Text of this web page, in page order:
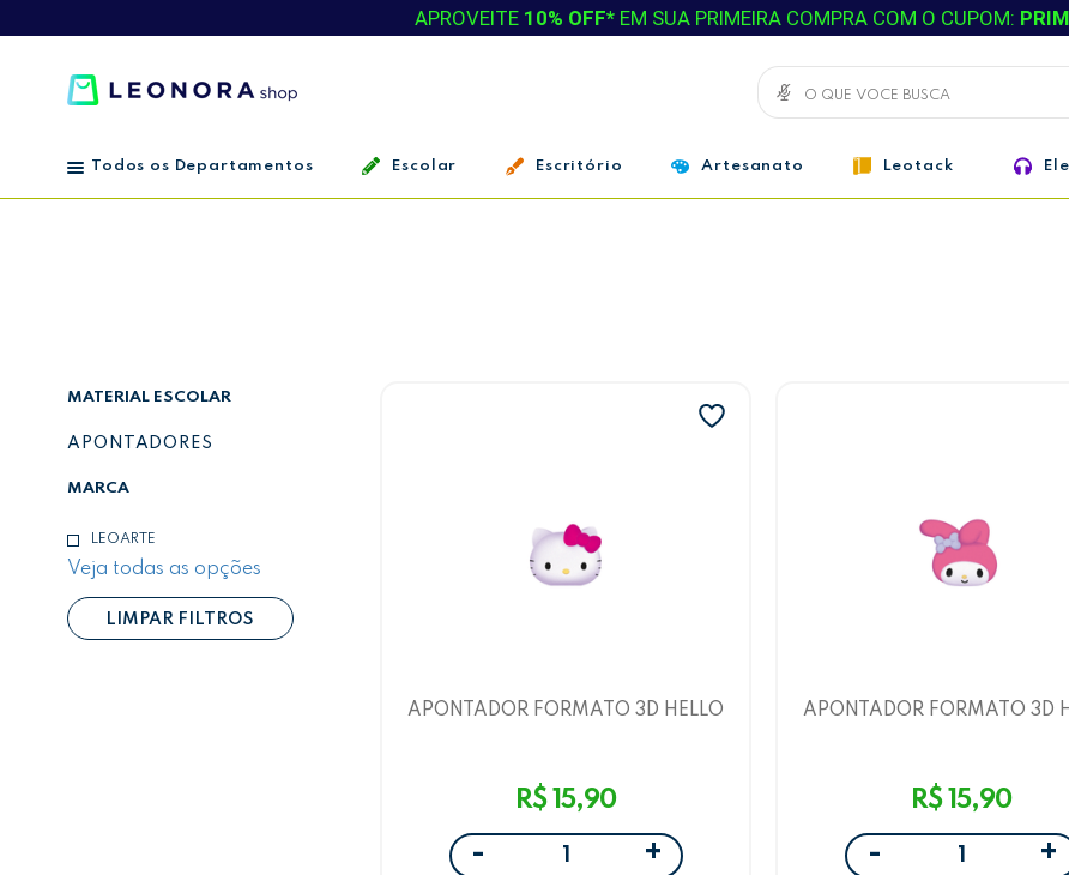
APROVEITE 10% OFF*EM SUA PRIMEIRA COMPRA COM O CUPOM:
Todos os Departamentos Escolar Escritório Artesanato Leotack
MATERIAL ESCOLAR
APONTADORES
MARCA
LEOARTE
Veja todas as opções
LIMPAR FILTROS
APONTADOR FORMATO 3D HELLO
R$ 15,90
- +
APONTADOR FORMATO 3D
R$ 15,90
- +